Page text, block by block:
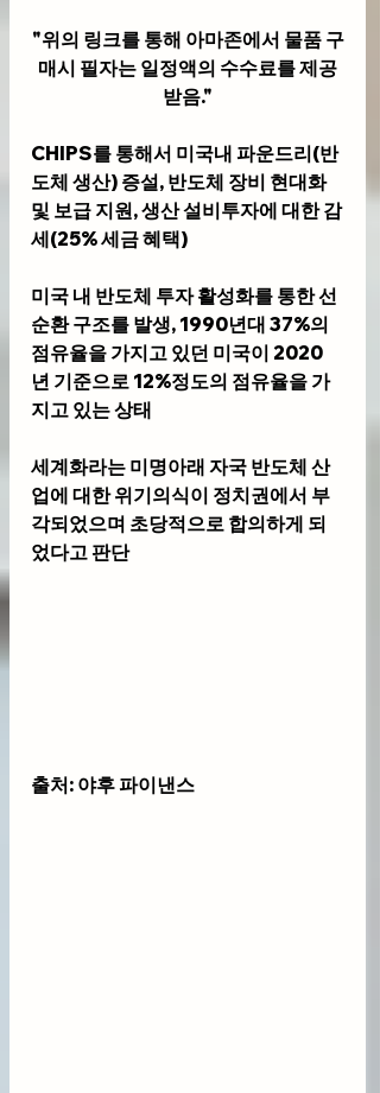
"위의 링크를 통해 아마존에서 물품 구
매시 필자는 일정액의 수수료를 제공
받음."
CHIPS를 통해서 미국내 파운드리(반
도체 생산) 증설, 반도체 장비 현대화
및 보급 지원, 생산 설비투자에 대한 감
세(25% 세금 혜택)
미국 내 반도체 투자 활성화를 통한 선
순환 구조를 발생, 1990년대 37%의
점유율을 가지고 있던 미국이 2020
년 기준으로 12%정도의 점유율을 가
지고 있는 상태
세계화라는 미명아래 자국 반도체 산
업에 대한 위기의식이 정치권에서 부
각되었으며 초당적으로 합의하게 되
었다고 판단
출처: 야후 파이낸스